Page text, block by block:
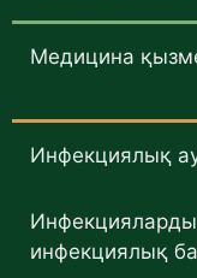
Медицина
Инфекциялық
инфекциялық